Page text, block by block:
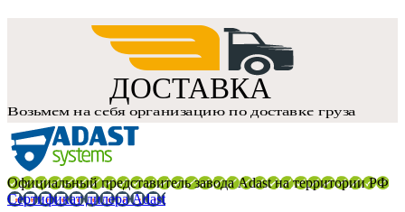
Официальный представитель завода Adast на территории РФ
Сертификат дилера Adast